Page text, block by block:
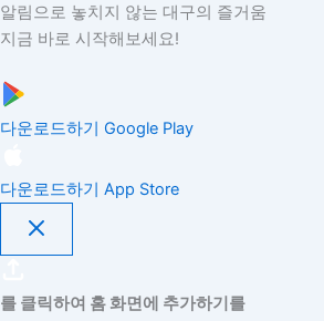
알림으로 놓치지 않는 대구의 즐거움
지금 바로 시작해보세요!
다운로드하기 Google Play
다운로드하기 App Store
를 클릭하여 홈 화면에 추가하기를